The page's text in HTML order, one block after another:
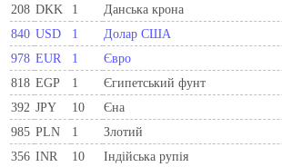
208 DKK 1 Данська крона
840 USD 1 Долар США
978 EUR 1 Євро
818 EGP 1 Єгипетський фунт
392 JPY 10 Єна
985 PLN 1 Злотий
356 INR 10 Індійська рупія